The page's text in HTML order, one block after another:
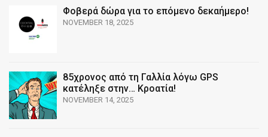
Φοβερά δώρα για το επόμενο δεκαήμερο!
NOVEMBER 18, 2025
85χρονος από τη Γαλλία λόγω GPS
κατέληξε στην… Κροατία!
NOVEMBER 14, 2025